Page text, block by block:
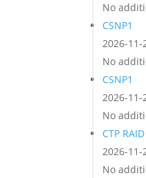
No
CSNP1
2026-11-
No
CSNP1
2026-11-
No
CTP RAID
2026-11-
No